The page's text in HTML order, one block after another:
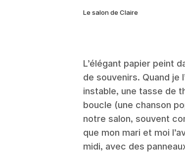
Le salon de Claire
L’élégant papier peint
de souvenirs. Quand je
instable, une tasse de
boucle (une chanson
notre salon, souvent
que mon mari et moi
midi, avec des